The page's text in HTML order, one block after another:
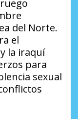
del Norte.
el
la iraquí
para
sexual